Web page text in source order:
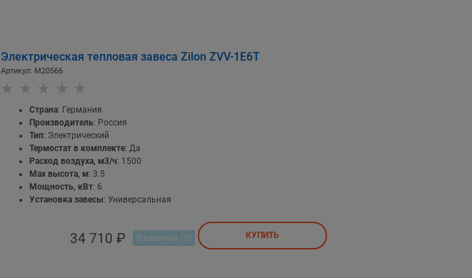
Электрическая тепловая завеса Zilon ZVV-1Е6T
Артикул: M20566
Страна: Германия
Производитель: Россия
Тип: Электрический
Термостат в комплекте: Да
Расход воздуха, м3/ч: 1500
Max высота, м: 3.5
Мощность, кВт: 6
Установка завесы: Универсальная
34 710 ₽ В наличии (2) КУПИТЬ